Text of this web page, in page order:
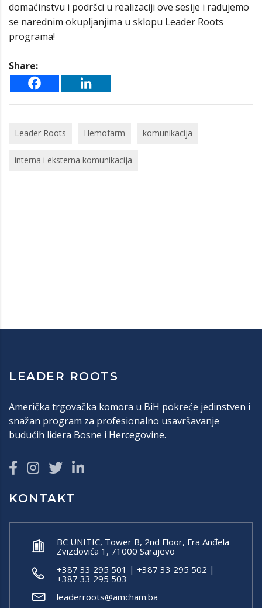
domaćinstvu i podršci u realizaciji ove sesije i radujemo
se narednim okupljanjima u sklopu Leader Roots
programa!
Share:
Leader Roots Hemofarm komunikacija
interna i eksterna komunikacija
LEADER ROOTS
Američka trgovačka komora u BiH pokreće jedinstven i
snažan program za profesionalno usavršavanje
budućih lidera Bosne i Hercegovine.
KONTAKT
BC UNITIC, Tower B, 2nd Floor, Fra Anđela
Zvizdovića 1, 71000 Sarajevo
+387 33 295 501 | +387 33 295 502 |
+387 33 295 503
leaderroots@amcham.ba